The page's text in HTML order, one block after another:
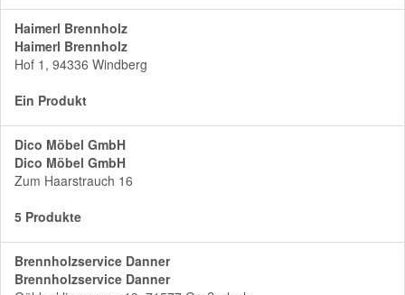
Haimerl Brennholz
Haimerl Brennholz
Hof 1, 94336 Windberg
Ein Produkt
Dico Möbel GmbH
Dico Möbel GmbH
Zum Haarstrauch 16
5 Produkte
Brennholzservice Danner
Brennholzservice Danner